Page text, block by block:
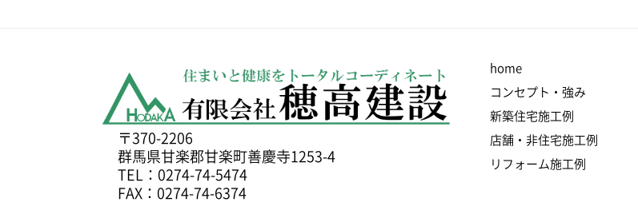
home
コンセプト・強み
新築住宅施工例
店舗・非住宅施工例
リフォーム施工例
〒370-2206
群馬県甘楽郡甘楽町善慶寺1253-4
TEL：0274-74-5474
FAX：0274-74-6374